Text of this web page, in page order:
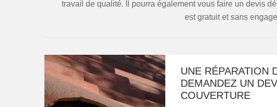
travail de qualité. Il pourra également vous faire un devis
est gratuit et sans
UNE RÉPARATION
DEMANDEZ UN
COUVERTURE